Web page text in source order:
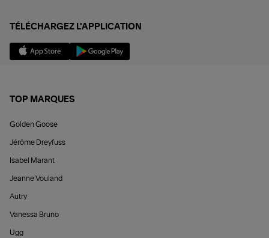
TÉLÉCHARGEZ L'APPLICATION
TOP MARQUES
Golden Goose
Jérôme Dreyfuss
Isabel Marant
Jeanne Vouland
Autry
Vanessa Bruno
Ugg